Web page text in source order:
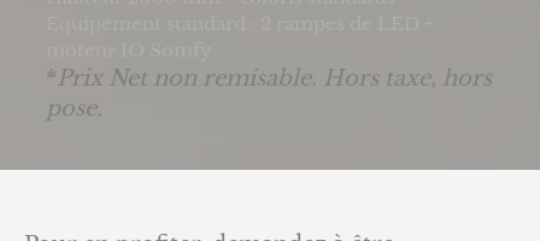
*Prix Net non remisable. Hors taxe, hors
pose.